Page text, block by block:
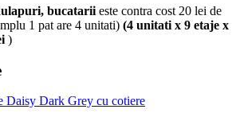
bucatarii este contra cost 20 lei de
1 pat are 4 unitati) (4 unitati x 9 etaje x
)